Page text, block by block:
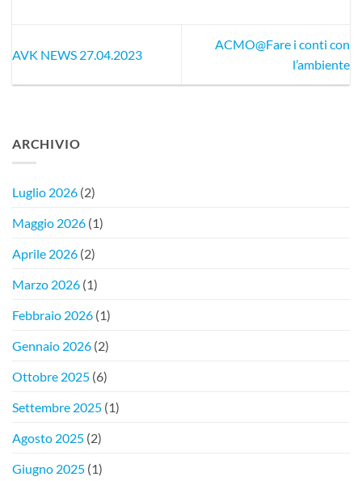
AVK NEWS 27.04.2023
ACMO@Fare i conti con
l’ambiente
ARCHIVIO
Luglio 2026 (2)
Maggio 2026 (1)
Aprile 2026 (2)
Marzo 2026 (1)
Febbraio 2026 (1)
Gennaio 2026 (2)
Ottobre 2025 (6)
Settembre 2025 (1)
Agosto 2025 (2)
Giugno 2025 (1)